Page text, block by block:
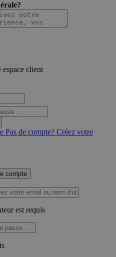
client
Pas de compte? Créez votre
compte
est requis